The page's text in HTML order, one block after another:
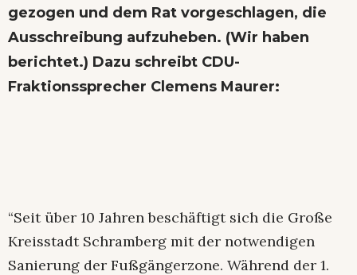
gezogen und dem Rat vorgeschlagen, die
Ausschreibung aufzuheben. (Wir haben
berichtet.) Dazu schreibt CDU-
Fraktionssprecher Clemens Maurer:
“Seit über 10 Jahren beschäftigt sich die Große
Kreisstadt Schramberg mit der notwendigen
Sanierung der Fußgängerzone. Während der 1.